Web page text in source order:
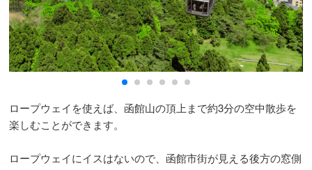
ロープウェイを使えば、函館山の頂上まで約3分の空中散歩を
楽しむことができます。
ロープウェイにイスはないので、函館市街が見える後方の窓側